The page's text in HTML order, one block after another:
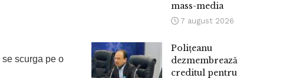
scurga pe o
mass-media
7 august 2026
Polițeanu
dezmembrează
creditul pentru